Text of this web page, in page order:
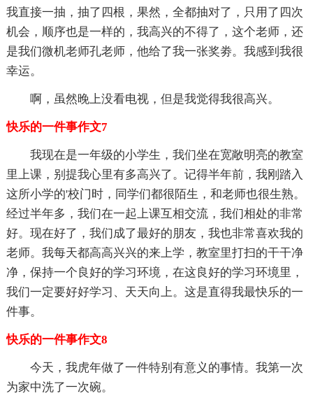
我直接一抽，抽了四根，果然，全都抽对了，只用了四次
机会，顺序也是一样的，我高兴的不得了，这个老师，还
是我们微机老师孔老师，他给了我一张奖劵。我感到我很
幸运。
啊，虽然晚上没看电视，但是我觉得我很高兴。
快乐的一件事作文7
我现在是一年级的小学生，我们坐在宽敞明亮的教室
里上课，别提我心里有多高兴了。记得半年前，我刚踏入
这所小学的'校门时，同学们都很陌生，和老师也很生熟。
经过半年多，我们在一起上课互相交流，我们相处的非常
好。现在好了，我们成了最好的朋友，我也非常喜欢我的
老师。我每天都高高兴兴的来上学，教室里打扫的干干净
净，保持一个良好的学习环境，在这良好的学习环境里，
我们一定要好好学习、天天向上。这是直得我最快乐的一
件事。
快乐的一件事作文8
今天，我虎年做了一件特别有意义的事情。我第一次
为家中洗了一次碗。